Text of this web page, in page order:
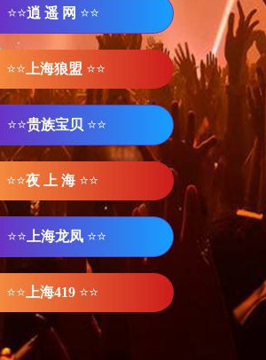
⭐⭐逍 遥 网 ⭐⭐
⭐⭐ 上海狼盟 ⭐⭐
⭐⭐贵族宝贝 ⭐⭐
⭐⭐夜 上 海 ⭐⭐
⭐⭐ 上海龙凤 ⭐⭐
⭐⭐ 上海419 ⭐⭐